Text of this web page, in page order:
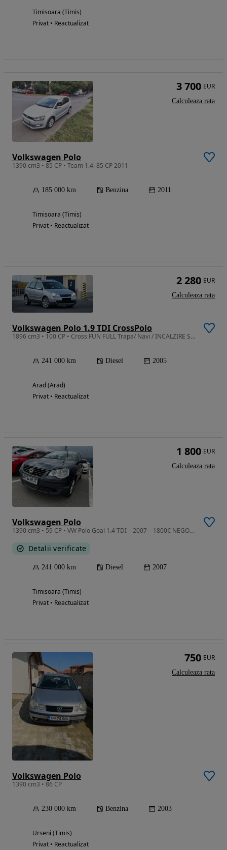
Timisoara (Timis)
Privat • Reactualizat
Volkswagen Polo
1390 cm3 • 85 CP • Team 1.4i 85 CP 2011
185 000 km Benzina 2011
Timisoara (Timis)
Privat • Reactualizat
3 700 EUR
Calculeaza rata
Volkswagen Polo 1.9 TDI CrossPolo
1896 cm3 • 100 CP • Cross FUN FULL Trapa/ Navi / INCALZIRE SCAUNE / Climatronic - an 2005
241 000 km Diesel 2005
Arad (Arad)
Privat • Reactualizat
2 280 EUR
Calculeaza rata
Volkswagen Polo
1390 cm3 • 59 CP • VW Polo Goal 1.4 TDI – 2007 – 1800€ NEGOCIABIL
Detalii verificate
241 000 km Diesel 2007
Timisoara (Timis)
Privat • Reactualizat
1 800 EUR
Calculeaza rata
Volkswagen Polo
1390 cm3 • 86 CP
230 000 km Benzina 2003
Urseni (Timis)
Privat • Reactualizat
750 EUR
Calculeaza rata